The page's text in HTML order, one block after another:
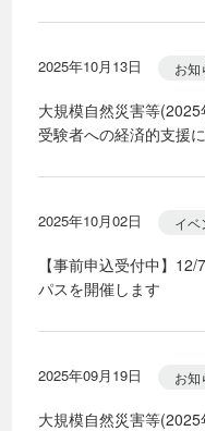
2025年10月13日 お知
大規模自然災害等
受験者への経済的支援
2025年10月02日 イベ
【事前申込受付中】
パスを開催します
2025年09月19日 お知
大規模自然災害等